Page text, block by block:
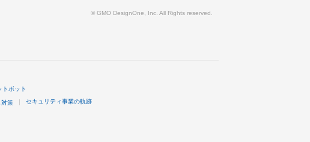
© GMO DesignOne, Inc. All Rights reserved.
トボット
対策 セキュリティ事業の軌跡